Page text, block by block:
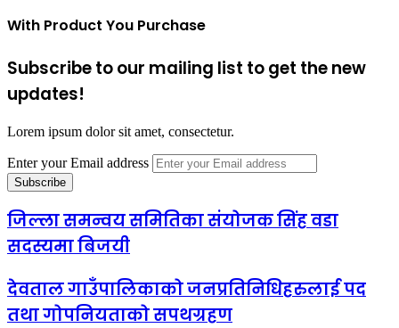
With Product You Purchase
Subscribe to our mailing list to get the new
updates!
Lorem ipsum dolor sit amet, consectetur.
Enter your Email address
जिल्ला समन्वय समितिका संयोजक सिंह वडा
सदस्यमा बिजयी
देवताल गाउँपालिकाको जनप्रतिनिधिहरुलाई पद
तथा गोपनियताको सपथग्रहण